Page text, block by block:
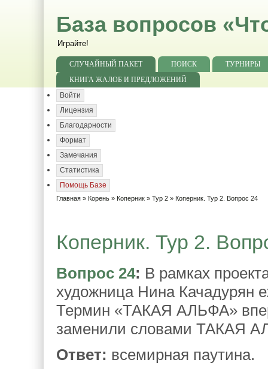
База вопросов
Играйте!
СЛУЧАЙНЫЙ ПАКЕТ ПОИСК
ТУРНИРЫ
КНИГА ЖАЛОБ И ПРЕДЛОЖЕНИЙ
Войти
Лицензия
Благодарности
Формат
Замечания
Статистика
Помощь Базе
Главная » Корень » Коперник » Тур 2 » Коперник. Тур 2. Вопрос 24
Коперник. Тур 2.
Вопрос 24: В рамках
художница Нина
Термин «ТАКАЯ АЛЬФА»
заменили словами ТАКАЯ
Ответ: всемирная паутина.